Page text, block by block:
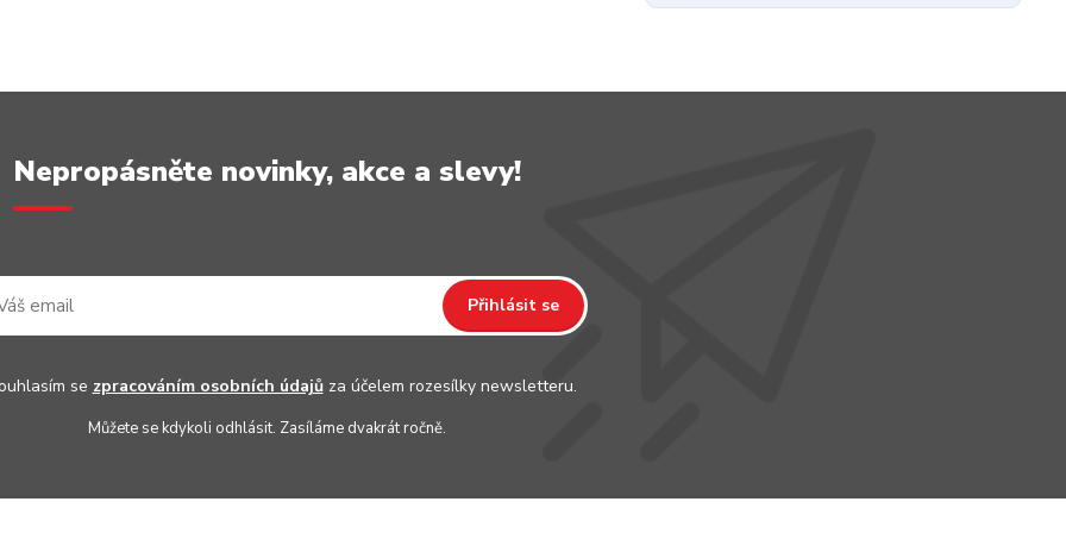
Nepropásněte novinky, akce a slevy!
Přihlásit se
se zpracováním osobních údajůza účelem rozesílky newsletteru.
Můžete se kdykoli odhlásit. Zasíláme dvakrát ročně.